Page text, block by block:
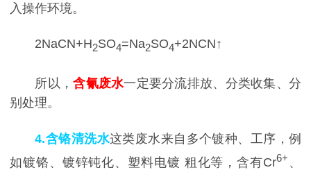
入操作环境。
2NaCN+H2SO4=Na2SO4+2NCN↑
所以，含氰废水一定要分流排放、分类收集、分
别处理。
4.含铬清洗水这类废水来自多个镀种、工序，例
如镀铬、镀锌钝化、塑料电镀 粗化等，含有Cr6+ 、